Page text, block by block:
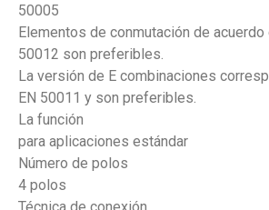
50005
Elementos de conmutación de acuerdo
50012 son preferibles.
La versión de E combinaciones
EN 50011 y son preferibles.
La función
para aplicaciones estándar
Número de polos
4 polos